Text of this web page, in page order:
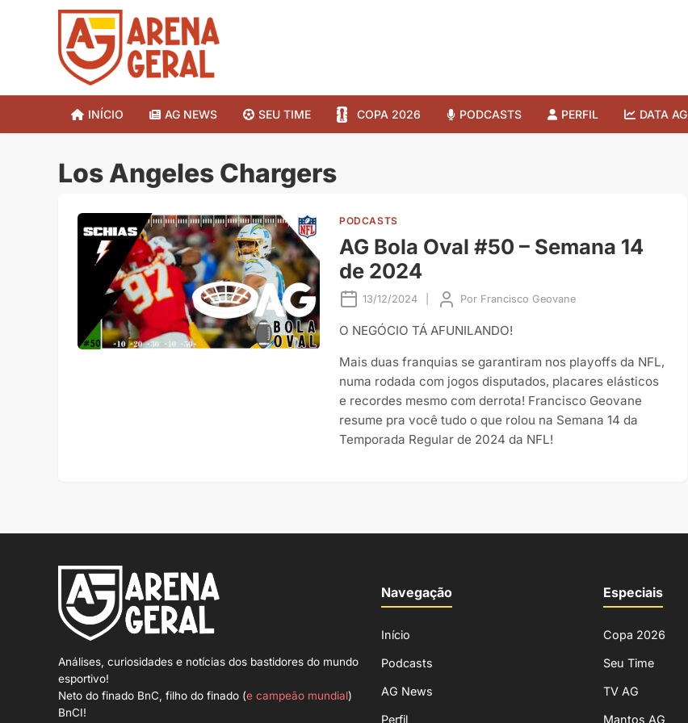
INÍCIO AG NEWS SEU TIME COPA 2026 PODCASTS PERFIL DATA AG
Los Angeles Chargers
PODCASTS
AG Bola Oval #50 – Semana 14
de 2024
13/12/2024 Por Francisco Geovane
O NEGÓCIO TÁ AFUNILANDO!
Mais duas franquias se garantiram nos playoffs da NFL,
numa rodada com jogos disputados, placares elásticos
e recordes mesmo com derrota! Francisco Geovane
resume pra você tudo o que rolou na Semana 14 da
Temporada Regular de 2024 da NFL!
Análises, curiosidades e notícias dos bastidores do mundo
esportivo!
Neto do finado BnC, filho do finado (e campeão mundial)
BnCI!
Navegação
Início
Podcasts
AG News
Perfil
Especiais
Copa 2026
Seu Time
TV AG
Mantos AG